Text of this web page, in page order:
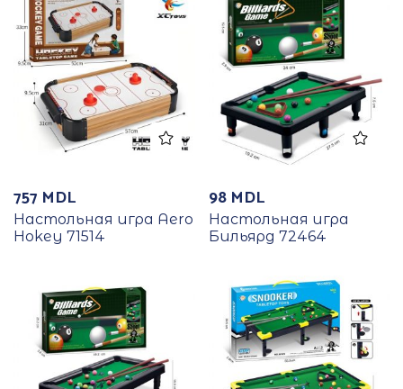
757 MDL
Настольная игра Aero
Hokey 71514
98 MDL
Настольная игра
Бильярд 72464